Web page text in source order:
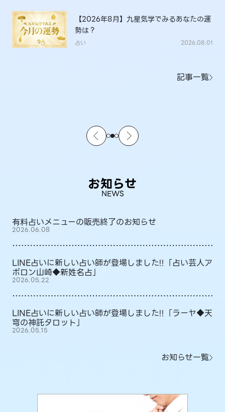
【2026年8月】九星気学でみるあなたの運
勢は？
占い 2026.08.01
記事一覧
お知らせ
NEWS
有料占いメニューの販売終了のお知らせ
2026.06.08
LINE占いに新しい占い師が登場しました!!「占い芸人ア
ポロン山崎◆新姓名占」
2026.05.22
LINE占いに新しい占い師が登場しました!!「ラーヤ◆天
穹の神託タロット」
2026.05.15
お知らせ一覧